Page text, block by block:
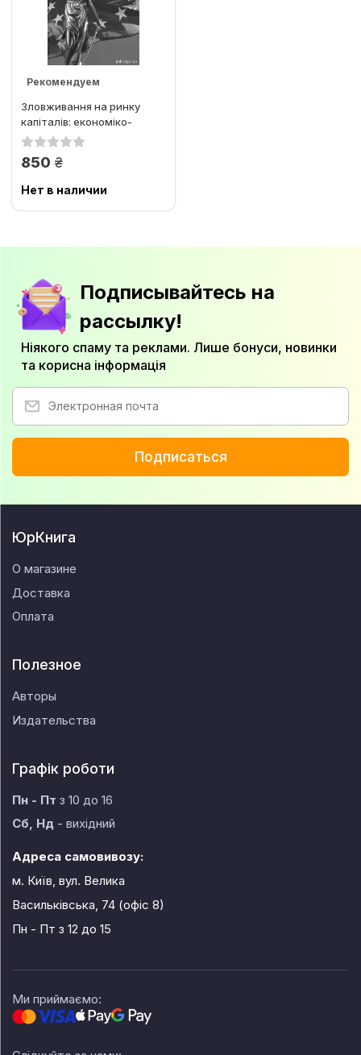
Рекомендуем
Зловживання на ринку
капіталів: економіко-
правові аспекти
850 грн.
Нет в наличии
Подписывайтесь на
рассылку!
Ніякого спаму та реклами. Лише бонуси, новинки
та корисна інформація
Подписаться
ЮрКнига
О магазине
Доставка
Оплата
Полезное
Авторы
Издательства
Графік роботи
Пн - Пт з 10 до 16
Сб, Нд - вихідний
Адреса самовивозу:
м. Київ, вул. Велика
Васильківська, 74 (офіс 8)
Пн - Пт з 12 до 15
Ми приймаємо: